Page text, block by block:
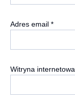
Adres email *
Witryna internetowa